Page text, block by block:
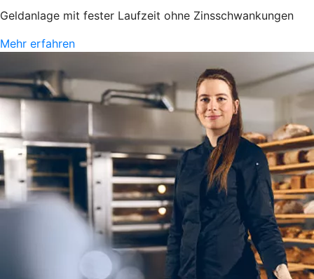
Geldanlage mit fester Laufzeit ohne Zinsschwankungen
Mehr erfahren